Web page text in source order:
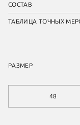
СОСТАВ
ТАБЛИЦА ТОЧНЫХ
РАЗМЕР
48